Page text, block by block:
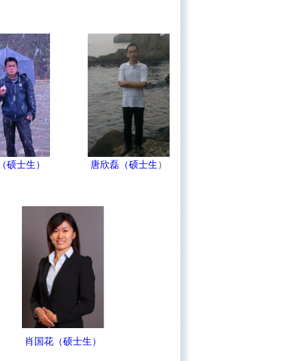
硕士生） 唐欣磊（硕士生 ）
肖国花（硕士生）